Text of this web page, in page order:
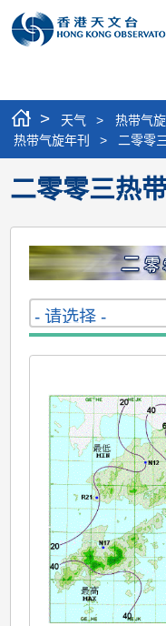
> 天气 > 热带气旋
热带气旋年刊
> 二零零
二零零三热